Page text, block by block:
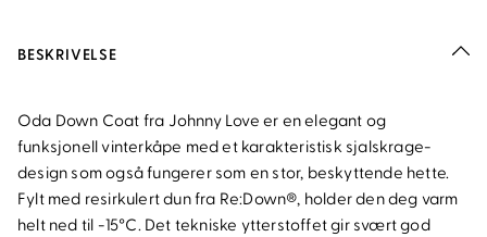
BESKRIVELSE
Oda Down Coat fra Johnny Love er en elegant og
funksjonell vinterkåpe med et karakteristisk sjalskrage-
design som også fungerer som en stor, beskyttende hette.
Fylt med resirkulert dun fra Re:Down®, holder den deg varm
helt ned til -15°C. Det tekniske ytterstoffet gir svært god